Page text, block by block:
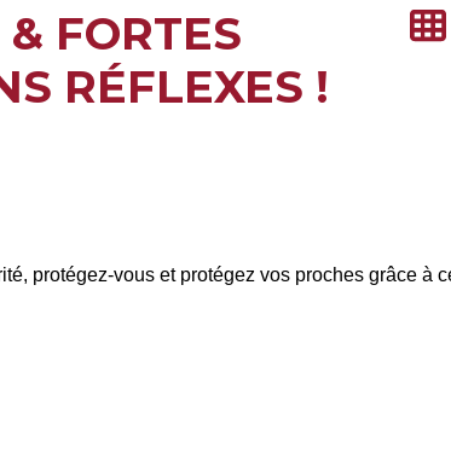
FORTES
RÉFLEXES !
protégez-vous et protégez vos proches grâce à